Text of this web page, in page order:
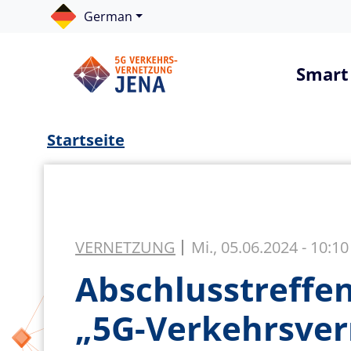
Direkt zum Inhalt
German
Stadtentwicklung,
Wirtschaft und
Digitale Verwaltung
Bürgerbeteiligung
Hackathon
Pfadnavigation
Startseite
VERNETZUNG Mi., 05.06.2024 - 10:10
„5G-
Cookie-Einstellungen